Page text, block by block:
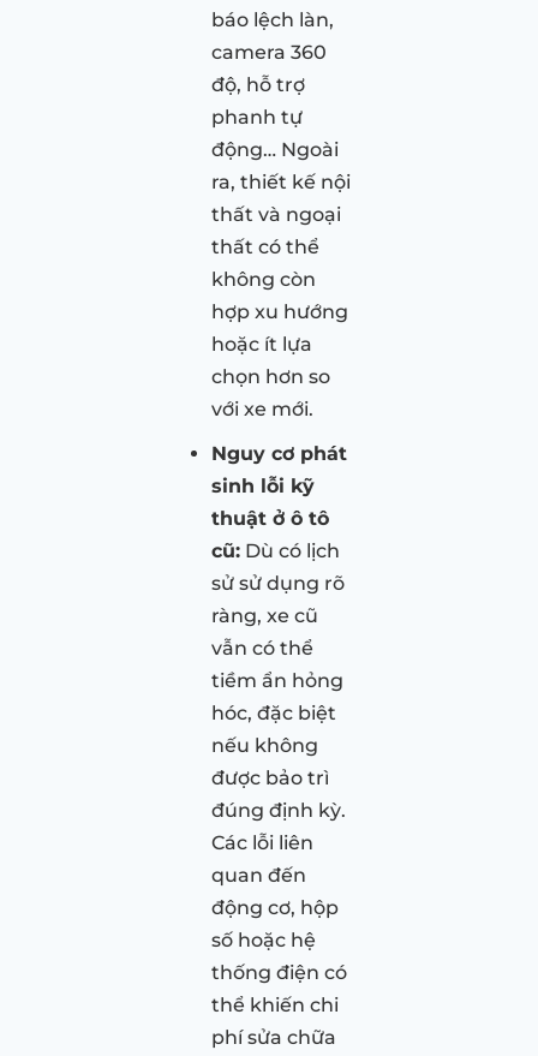
báo lệch làn,
camera 360
độ, hỗ trợ
phanh tự
động… Ngoài
ra, thiết kế nội
thất và ngoại
thất có thể
không còn
hợp xu hướng
hoặc ít lựa
chọn hơn so
với xe mới.
Nguy cơ phát
sinh lỗi kỹ
thuật ở ô tô
cũ: Dù có lịch
sử sử dụng rõ
ràng, xe cũ
vẫn có thể
tiềm ẩn hỏng
hóc, đặc biệt
nếu không
được bảo trì
đúng định kỳ.
Các lỗi liên
quan đến
động cơ, hộp
số hoặc hệ
thống điện có
thể khiến chi
phí sửa chữa